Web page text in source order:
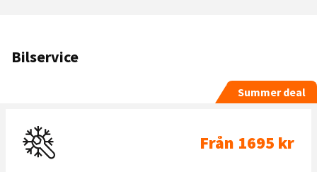
Bilservice
Summer deal
Från 1695 kr